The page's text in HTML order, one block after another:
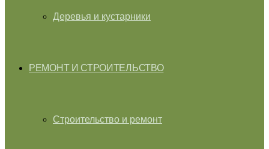
Деревья и кустарники
РЕМОНТ И СТРОИТЕЛЬСТВО
Строительство и ремонт